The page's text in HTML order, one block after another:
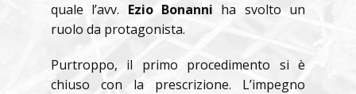
quale l’avv. Ezio Bonanni ha svolto un
ruolo da protagonista.
Purtroppo, il primo procedimento si è
chiuso con la prescrizione. L’impegno